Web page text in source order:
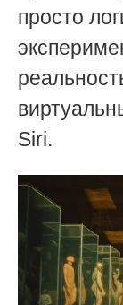
просто
Siri.